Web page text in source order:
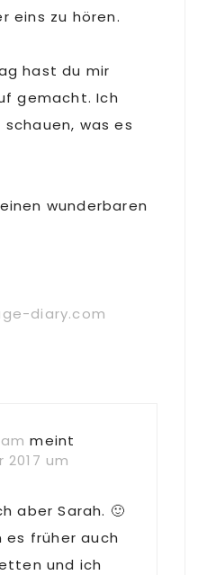
eins zu hören.
hast du mir
gemacht. Ich
was es
wunderbaren
diary.com
meint
2017 um
aber Sarah. 🙂
es früher auch
und ich